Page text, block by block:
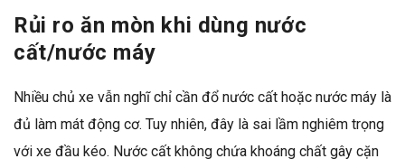
Rủi ro ăn mòn khi dùng nước
cất/nước máy
Nhiều chủ xe vẫn nghĩ chỉ cần đổ nước cất hoặc nước máy là
đủ làm mát động cơ. Tuy nhiên, đây là sai lầm nghiêm trọng
với xe đầu kéo. Nước cất không chứa khoáng chất gây cặn